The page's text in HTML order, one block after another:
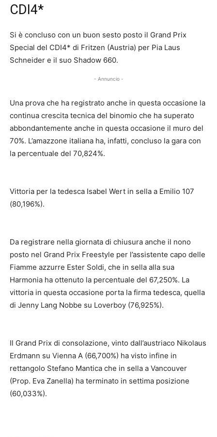
CDI4*
Si è concluso con un buon sesto posto il Grand Prix
Special del CDI4* di Fritzen (Austria) per Pia Laus
Schneider e il suo Shadow 660.
- Annuncio -
Una prova che ha registrato anche in questa occasione la
continua crescita tecnica del binomio che ha superato
abbondantemente anche in questa occasione il muro del
70%. L’amazzone italiana ha, infatti, concluso la gara con
la percentuale del 70,824%.
Vittoria per la tedesca Isabel Wert in sella a Emilio 107
(80,196%).
Da registrare nella giornata di chiusura anche il nono
posto nel Grand Prix Freestyle per l’assistente capo delle
Fiamme azzurre Ester Soldi, che in sella alla sua
Harmonia ha ottenuto la percentuale del 67,250%. La
vittoria in questa occasione porta la firma tedesca, quella
di Jenny Lang Nobbe su Loverboy (76,925%).
Il Grand Prix di consolazione, vinto dall’austriaco Nikolaus
Erdmann su Vienna A (66,700%) ha visto infine in
rettangolo Stefano Mantica che in sella a Vancouver
(Prop. Eva Zanella) ha terminato in settima posizione
(60,033%).